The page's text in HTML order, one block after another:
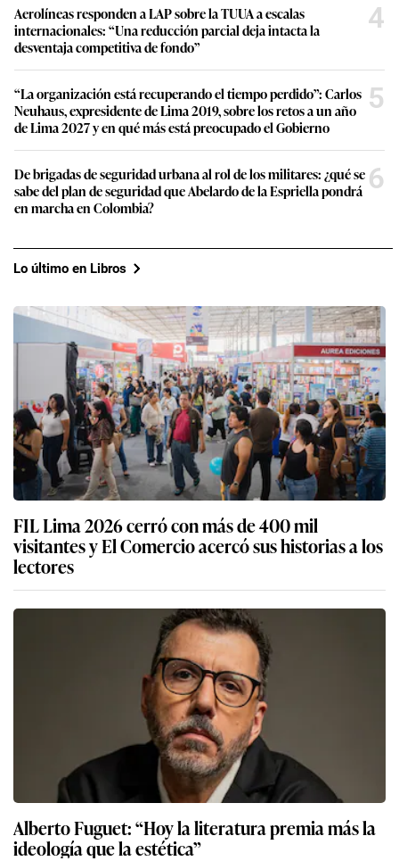
Aerolíneas responden a LAP sobre la TUUA a escalas
internacionales: “Una reducción parcial deja intacta la
desventaja competitiva de fondo”
4
“La organización está recuperando el tiempo perdido”: Carlos
Neuhaus, expresidente de Lima 2019, sobre los retos a un año
de Lima 2027 y en qué más está preocupado el Gobierno
5
De brigadas de seguridad urbana al rol de los militares: ¿qué se
sabe del plan de seguridad que Abelardo de la Espriella pondrá
en marcha en Colombia?
6
Lo último en Libros
FIL Lima 2026 cerró con más de 400 mil
visitantes y El Comercio acercó sus historias a los
lectores
Alberto Fuguet: “Hoy la literatura premia más la
ideología que la estética”